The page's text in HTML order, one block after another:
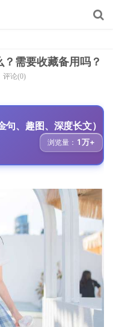
需要收藏备用吗？
评论(0)
、趣图、深度长文）
浏览量： 1万+